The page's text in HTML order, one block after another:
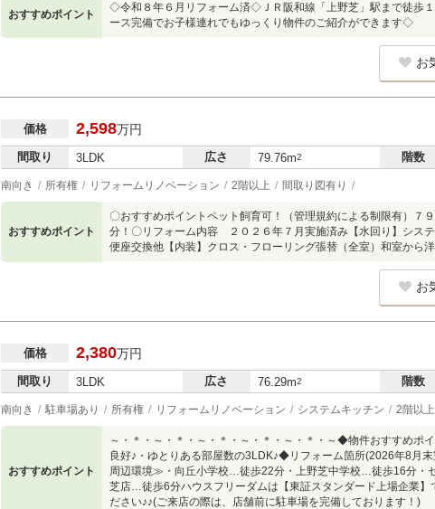
おすすめポイント
◇令和８年６月リフォーム済◇ＪＲ阪和線「上野芝」駅まで徒歩
ース完備でお子様連れでもゆっくり物件のご紹介ができます◇
お
価格 2,598万円
間取り 3LDK 広さ 79.76m2 階数
南向き 所有権 リフォームリノベーション 2階以上 間取り図有り
おすすめポイント
〇おすすめポイントペット飼育可！（管理規約による制限有）７
分！〇リフォーム内容 ２０２６年７月実施済み【水回り】シス
便座交換他【内装】クロス・フローリング張替（全室）和室から
お
価格 2,380万円
間取り 3LDK 広さ 76.29m2 階数
南向き 駐車場あり 所有権 リフォームリノベーション システムキッチン 2階以上
おすすめポイント
～・＊・～・＊・～・＊・～・＊・～・＊・～◆物件おすすめポ
良好♪・ゆとりある部屋数の3LDK♪◆リフォーム箇所(2026年8月
周辺環境≫・向丘小学校…徒歩22分・上野芝中学校…徒歩16分・
芝店…徒歩6分ハウスフリーダムは【東証スタンダード上場企業】
ださい♪♪(ご来店の際は、店舗前に駐車場を完備しております！)